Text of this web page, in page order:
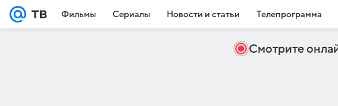
Фильмы Сериалы Новости и статьи Телепрограмма
Смотрите